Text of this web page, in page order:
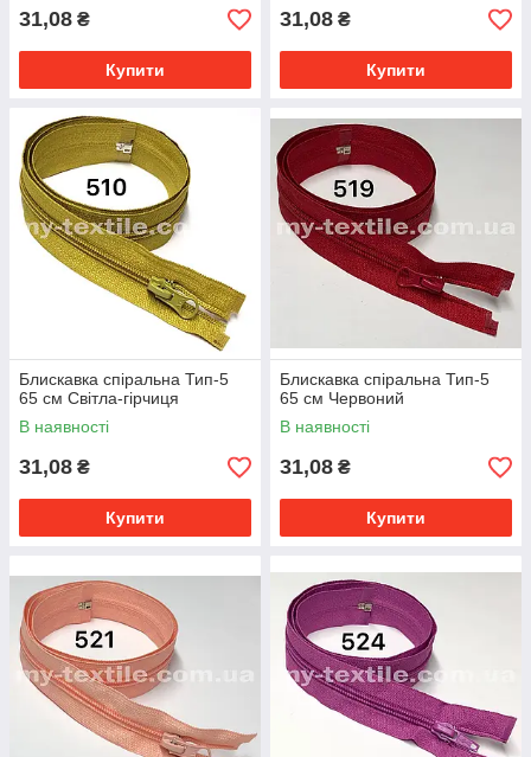
31,08 ₴
Купити
31,08 ₴
Купити
Блискавка спіральна Тип-5
65 см Світла-гірчиця
В наявності
31,08 ₴
Купити
Блискавка спіральна Тип-5
65 см Червоний
В наявності
31,08 ₴
Купити